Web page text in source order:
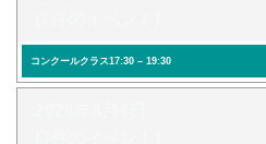
コンクールクラス17:30 – 19:30